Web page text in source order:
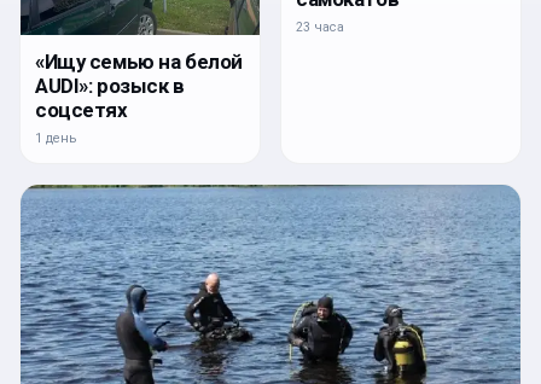
«Ищу семью на белой
AUDI»: розыск в
соцсетях
1 день
23 часа